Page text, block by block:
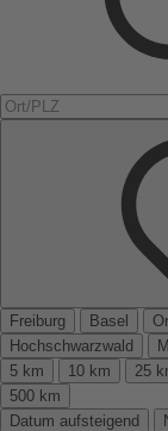
Freiburg
Basel
Hochschwarzwald
5 km
10 km 25
500 km
Datum aufsteigend